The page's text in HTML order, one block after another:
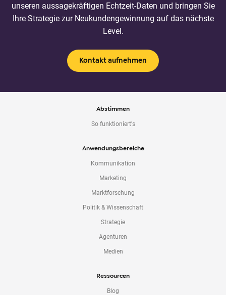
unseren aussagekräftigen Echtzeit-Daten und bringen Sie
Ihre Strategie zur Neukundengewinnung auf das nächste
Level.
Kontakt aufnehmen
Abstimmen
So funktioniert's
Anwendungsbereiche
Kommunikation
Marketing
Marktforschung
Politik & Wissenschaft
Strategie
Agenturen
Medien
Ressourcen
Blog